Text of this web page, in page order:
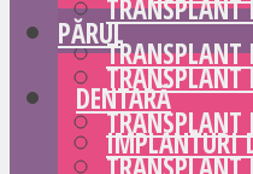
TRANSPLANT
TRANSPLANT
DENTARĂ
IMPLANTURI
PĂRUL
TRANSPLANT
TRANSPLANT